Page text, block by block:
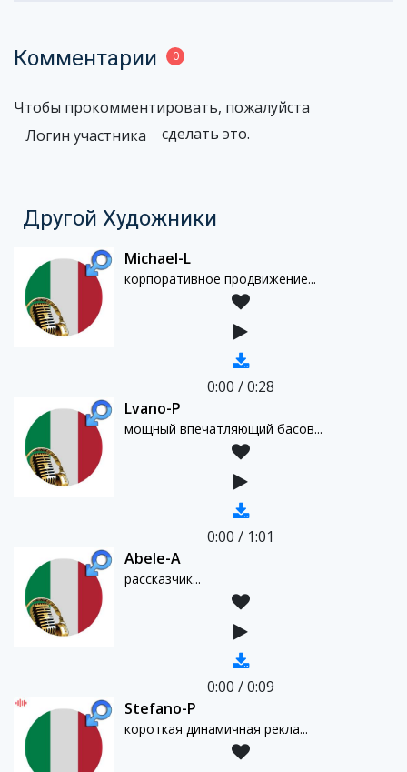
Комментарии 0
Чтобы прокомментировать, пожалуйста
Логин участника
сделать это.
Другой Художники
Michael-L
корпоративное продвижение...
0:00 /0:28
Lvano-P
мощный впечатляющий басов...
0:00 / 1:01
Abele-A
рассказчик...
0:00 /0:09
Stefano-P
короткая динамичная рекла...